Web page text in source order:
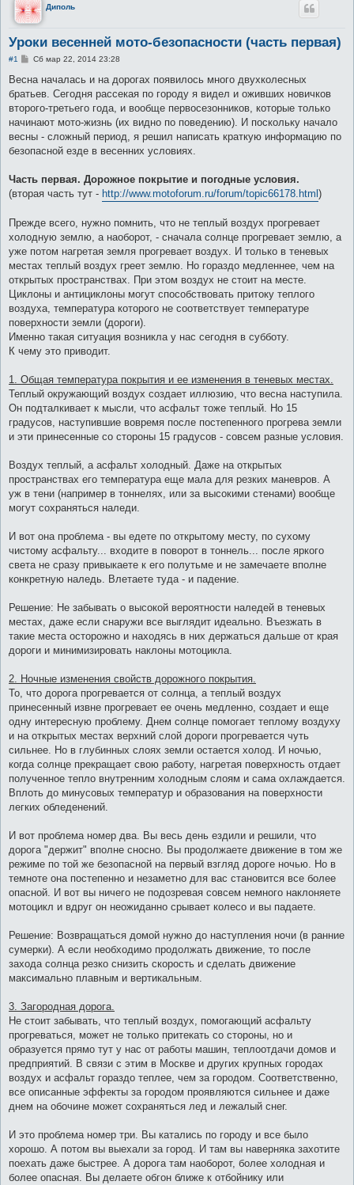
Диполь
Уроки весенней мото-безопасности (часть первая)
#1
С
о
щ
е
и
е
Сб мар 22, 2014 23:28
Весна началась и на дорогах появилось много двухколесных
братьев. Сегодня рассекая по городу я видел и оживших новичков
второго-третьего года, и вообще первосезонников, которые только
начинают мото-жизнь (их видно по поведению). И поскольку начало
весны - сложный период, я решил написать краткую информацию по
безопасной езде в весенних условиях.
Часть первая. Дорожное покрытие и погодные условия.
(вторая часть тут - http://www.motoforum.ru/forum/topic66178.html )
Прежде всего, нужно помнить, что не теплый воздух прогревает
холодную землю, а наоборот, - сначала солнце прогревает землю, а
уже потом нагретая земля прогревает воздух. И только в теневых
местах теплый воздух греет землю. Но гораздо медленнее, чем на
открытых пространствах. При этом воздух не стоит на месте.
Циклоны и антициклоны могут способствовать притоку теплого
воздуха, температура которого не соответствует температуре
поверхности земли (дороги).
Именно такая ситуация возникла у нас сегодня в субботу.
К чему это приводит.
1. Общая температура покрытия и ее изменения в теневых местах.
Теплый окружающий воздух создает иллюзию, что весна наступила.
Он подталкивает к мысли, что асфальт тоже теплый. Но 15
градусов, наступившие вовремя после постепенного прогрева земли
и эти принесенные со стороны 15 градусов - совсем разные условия.
Воздух теплый, а асфальт холодный. Даже на открытых
пространствах его температура еще мала для резких маневров. А
уж в тени (например в тоннелях, или за высокими стенами) вообще
могут сохраняться наледи.
И вот она проблема - вы едете по открытому месту, по сухому
чистому асфальту... входите в поворот в тоннель... после яркого
света не сразу привыкаете к его полутьме и не замечаете вполне
конкретную наледь. Влетаете туда - и падение.
Решение: Не забывать о высокой вероятности наледей в теневых
местах, даже если снаружи все выглядит идеально. Въезжать в
такие места осторожно и находясь в них держаться дальше от края
дороги и минимизировать наклоны мотоцикла.
2. Ночные изменения свойств дорожного покрытия.
То, что дорога прогревается от солнца, а теплый воздух
принесенный извне прогревает ее очень медленно, создает и еще
одну интересную проблему. Днем солнце помогает теплому воздуху
и на открытых местах верхний слой дороги прогревается чуть
сильнее. Но в глубинных слоях земли остается холод. И ночью,
когда солнце прекращает свою работу, нагретая поверхность отдает
полученное тепло внутренним холодным слоям и сама охлаждается.
Вплоть до минусовых температур и образования на поверхности
легких обледенений.
И вот проблема номер два. Вы весь день ездили и решили, что
дорога "держит" вполне сносно. Вы продолжаете движение в том же
режиме по той же безопасной на первый взгляд дороге ночью. Но в
темноте она постепенно и незаметно для вас становится все более
опасной. И вот вы ничего не подозревая совсем немного наклоняете
мотоцикл и вдруг он неожиданно срывает колесо и вы падаете.
Решение: Возвращаться домой нужно до наступления ночи (в ранние
сумерки). А если необходимо продолжать движение, то после
захода солнца резко снизить скорость и сделать движение
максимально плавным и вертикальным.
3. Загородная дорога.
Не стоит забывать, что теплый воздух, помогающий асфальту
прогреваться, может не только притекать со стороны, но и
образуется прямо тут у нас от работы машин, теплоотдачи домов и
предприятий. В связи с этим в Москве и других крупных городах
воздух и асфальт гораздо теплее, чем за городом. Соответственно,
все описанные эффекты за городом проявляются сильнее и даже
днем на обочине может сохраняться лед и лежалый снег.
И это проблема номер три. Вы катались по городу и все было
хорошо. А потом вы выехали за город. И там вы наверняка захотите
поехать даже быстрее. А дорога там наоборот, более холодная и
более опасная. Вы делаете обгон ближе к отбойнику или